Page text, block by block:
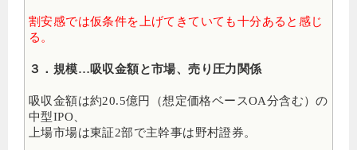
割安感では仮条件を上げてきていても十分あると感じ
る。
３．規模…吸収金額と市場、売り圧力関係
吸収金額は約20.5億円（想定価格ベースOA分含む）の
中型IPO、
上場市場は東証2部で主幹事は野村證券。